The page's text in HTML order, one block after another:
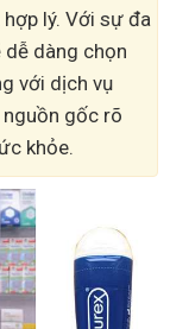
lý. Với sự đa
dễ dàng chọn
với dịch vụ
gốc rõ
khỏe.